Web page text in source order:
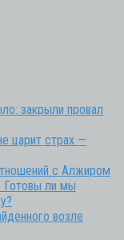
закрыли провал
царит страх —
с Алжиром
Готовы ли мы
возле